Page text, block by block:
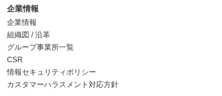
企業情報
企業情報
組織図 / 沿革
グループ事業所一覧
CSR
情報セキュリティポリシー
カスタマーハラスメント対応方針